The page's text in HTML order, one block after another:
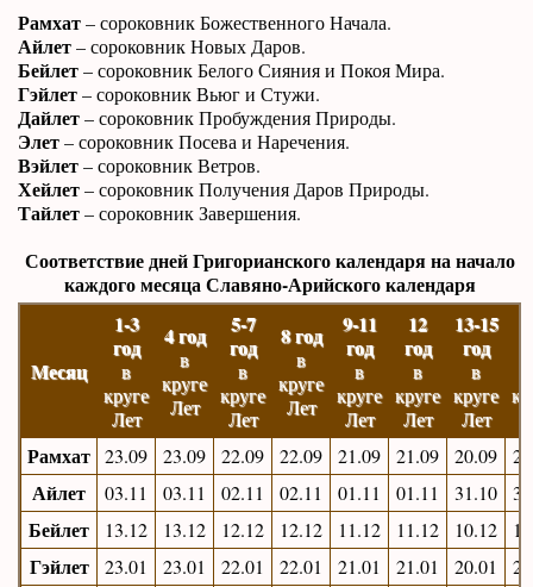
Рамхат– сороковник Божественного Начала.
Айлет– сороковник Новых Даров.
Бейлет– сороковник Белого Сияния и Покоя Мира.
Гэйлет– сороковник Вьюг и Стужи.
Дайлет– сороковник Пробуждения Природы.
Элет– сороковник Посева и Наречения.
Вэйлет– сороковник Ветров.
Хейлет– сороковник Получения Даров Природы.
Тайлет– сороковник Завершения.
Соответствие дней Григорианского календаря на начало
каждого месяца Славяно-Арийского календаря
Месяц
1-3
год
в
круге
Лет
4 год
в
круге
Лет
5-7
год
в
круге
Лет
8 год
в
круге
Лет
9-11
год
в
круге
Лет
12
год
в
круге
Лет
13-15
год
в
круге
Лет
Рамхат 23.09 23.09 22.09 22.09 21.09 21.09 20.09
Айлет 03.11 03.11 02.11 02.11 01.11 01.11 31.10
Бейлет 13.12 13.12 12.12 12.12 11.12 11.12 10.12
Гэйлет 23.01 23.01 22.01 22.01 21.01 21.01 20.01